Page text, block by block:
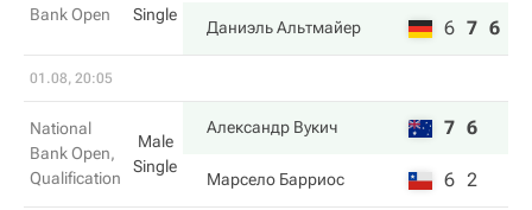
Bank Open
Single
Даниэль Альтмайер 6 7 6
01.08, 20:05
National
Bank Open,
Qualification
Male
Single
Александр Вукич 7 6
Марсело Барриос 6 2